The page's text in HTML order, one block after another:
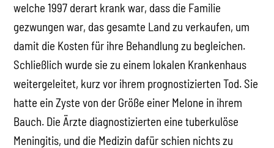
welche 1997 derart krank war, dass die Familie
gezwungen war, das gesamte Land zu verkaufen, um
damit die Kosten für ihre Behandlung zu begleichen.
Schließlich wurde sie zu einem lokalen Krankenhaus
weitergeleitet, kurz vor ihrem prognostizierten Tod. Sie
hatte ein Zyste von der Größe einer Melone in ihrem
Bauch. Die Ärzte diagnostizierten eine tuberkulöse
Meningitis, und die Medizin dafür schien nichts zu